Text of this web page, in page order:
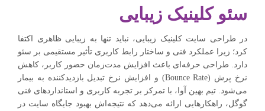
سئو کلینیک زیبایی
در طراحی سایت کلینیک زیبایی، نباید تنها به زیبایی ظاهری اکتفا
کرد؛ زیرا عملکرد فنی و ساختار رابط کاربری تأثیر مستقیمی بر سئو
دارد. طراحی حرفه‌ای باعث افزایش مدت‌زمان حضور کاربر، کاهش
نرخ پرش (Bounce Rate) و افزایش نرخ تبدیل بازدیدکننده به بیمار
می‌شود. تیم بهین آوا، با تمرکز بر تجربه کاربری و استانداردهای فنی
گوگل، راهکارهایی ارائه می‌دهد که نتیجه‌اش بهبود جایگاه سایت در